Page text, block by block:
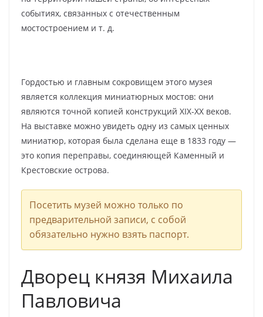
событиях, связанных с отечественным
мостостроением и т. д.
Гордостью и главным сокровищем этого музея
является коллекция миниатюрных мостов: они
являются точной копией конструкций XIX-XX веков.
На выставке можно увидеть одну из самых ценных
миниатюр, которая была сделана еще в 1833 году —
это копия переправы, соединяющей Каменный и
Крестовские острова.
Посетить музей можно только по
предварительной записи, с собой
обязательно нужно взять паспорт.
Дворец князя Михаила
Павловича